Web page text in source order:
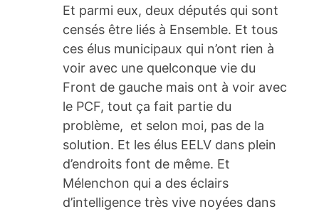
Et parmi eux, deux députés qui sont
censés être liés à Ensemble. Et tous
ces élus municipaux qui n’ont rien à
voir avec une quelconque vie du
Front de gauche mais ont à voir avec
le PCF, tout ça fait partie du
problème, et selon moi, pas de la
solution. Et les élus EELV dans plein
d’endroits font de même. Et
Mélenchon qui a des éclairs
d’intelligence très vive noyées dans